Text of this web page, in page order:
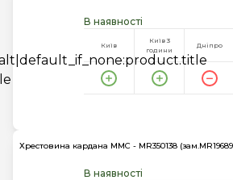
В наявності
Київ
Київ 3
години
Дніпро
Хрестовина кардана MMC - MR350138
В наявності